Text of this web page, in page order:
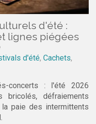
d'été :
lignes piégées
d'été, Cachets,
concerts : l'été 2026
bricolés, défraiements
paie des intermittents